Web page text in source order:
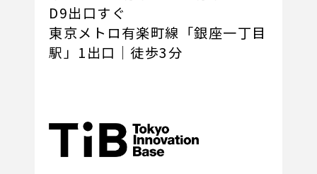
D9出口すぐ
東京メトロ有楽町線「銀座一丁目
駅」1出口｜徒歩3分